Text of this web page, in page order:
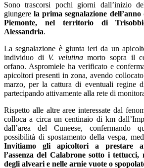
Sono trascorsi pochi giorni dall’inizio
giungerela prima segnalazione dell’anno
Piemonte, nel territorio di
Alessandria.
La segnalazione è giunta ieri da un
individuo di V. velutinamorto sopra il
orfano. Aspromiele ha verificato e
apicoltori presenti in zona, avendo
marzo, per la cattura di eventuali regine
partecipando attivamente alla rete di
Rispetto alle altre aree interessate dal
colloca a circa un centinaio di km
dall’area del Cuneese, confermando
possibilità di spostamento della vespa,
Invitiamo gli apicoltori a prestare
l’assenza del Calabrone sotto i
degli alveari e nelle arnie vuote o